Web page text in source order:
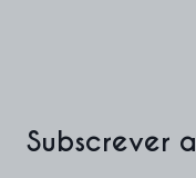
Subscrever